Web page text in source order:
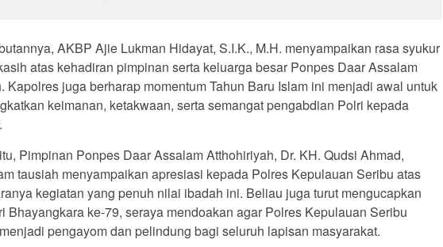
AKBP Ajie Lukman Hidayat, S.I.K., M.H. menyampaikan rasa syukur
atas kehadiran pimpinan serta keluarga besar Ponpes Daar Assalam
Kapolres juga berharap momentum Tahun Baru Islam ini menjadi awal untuk
keimanan, ketakwaan, serta semangat pengabdian Polri kepada
Pimpinan Ponpes Daar Assalam Atthohiriyah, Dr. KH. Qudsi Ahmad,
tausiah menyampaikan apresiasi kepada Polres Kepulauan Seribu atas
kegiatan yang penuh nilai ibadah ini. Beliau juga turut mengucapkan
Bhayangkara ke-79, seraya mendoakan agar Polres Kepulauan Seribu
pengayom dan pelindung bagi seluruh lapisan masyarakat.